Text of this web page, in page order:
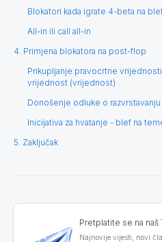
Blokatori kada igrate 4-beta na
All-in ili call all-in
4. Primjena blokatora na post-flop
Prikupljanje pravocrtne
vrijednost (vrijednost)
Donošenje odluke o
Inicijativa za hvatanje - blef na
5. Zaključak
Pretplatite se na naš
Najnovije vijesti, novi